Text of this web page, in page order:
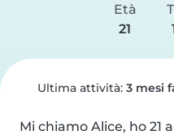
Età
21
Ultima attività: 3 mesi
Mi chiamo Alice, ho 21